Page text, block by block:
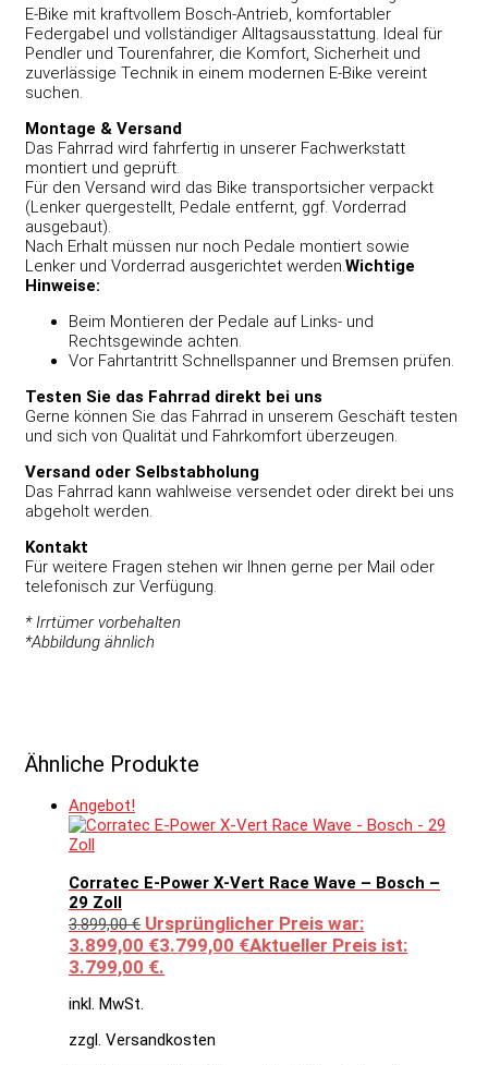
E-Bike mit kraftvollem Bosch-Antrieb, komfortabler
Federgabel und vollständiger Alltagsausstattung. Ideal für
Pendler und Tourenfahrer, die Komfort, Sicherheit und
zuverlässige Technik in einem modernen E-Bike vereint
suchen.
Montage & Versand
Das Fahrrad wird fahrfertig in unserer Fachwerkstatt
montiert und geprüft.
Für den Versand wird das Bike transportsicher verpackt
(Lenker quergestellt, Pedale entfernt, ggf. Vorderrad
ausgebaut).
Nach Erhalt müssen nur noch Pedale montiert sowie
Lenker und Vorderrad ausgerichtet werden. Wichtige
Hinweise:
Beim Montieren der Pedale auf Links- und
Rechtsgewinde achten.
Vor Fahrtantritt Schnellspanner und Bremsen prüfen.
Testen Sie das Fahrrad direkt bei uns
Gerne können Sie das Fahrrad in unserem Geschäft testen
und sich von Qualität und Fahrkomfort überzeugen.
Versand oder Selbstabholung
Das Fahrrad kann wahlweise versendet oder direkt bei uns
abgeholt werden.
Kontakt
Für weitere Fragen stehen wir Ihnen gerne per Mail oder
telefonisch zur Verfügung.
* Irrtümer vorbehalten
*Abbildung ähnlich
Ähnliche Produkte
Angebot!
Corratec E-Power X-Vert Race Wave – Bosch –
29 Zoll
3.899,00€ Ursprünglicher Preis war:
3.899,00 €3.799,00 €Aktueller Preis ist:
3.799,00 €.
inkl. MwSt.
zzgl. Versandkosten